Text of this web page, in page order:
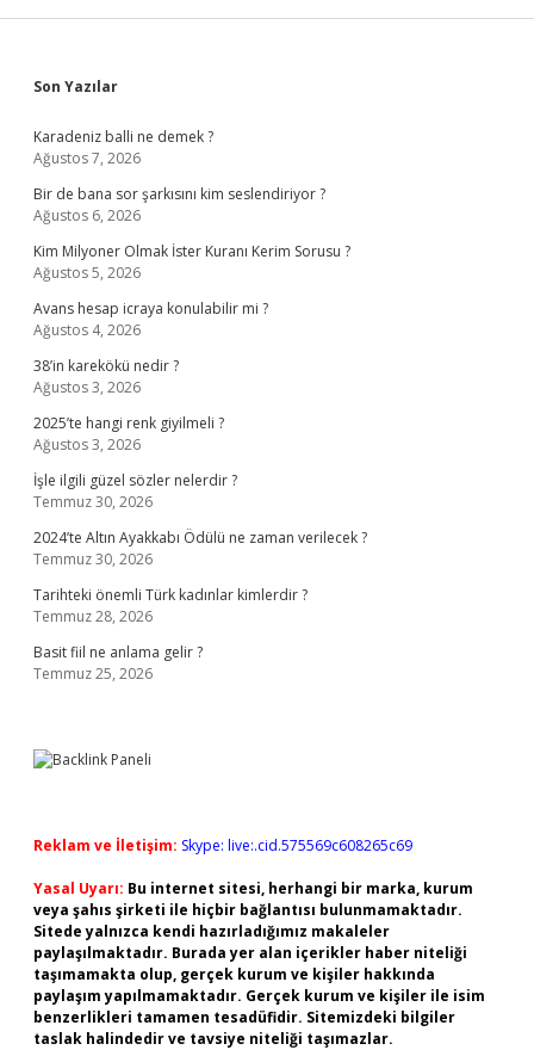
Sidebar
Son Yazılar
Karadeniz balli ne demek ?
Ağustos 7, 2026
Bir de bana sor şarkısını kim seslendiriyor ?
Ağustos 6, 2026
Kim Milyoner Olmak İster Kuranı Kerim Sorusu ?
Ağustos 5, 2026
Avans hesap icraya konulabilir mi ?
Ağustos 4, 2026
38’in karekökü nedir ?
Ağustos 3, 2026
2025’te hangi renk giyilmeli ?
Ağustos 3, 2026
İşle ilgili güzel sözler nelerdir ?
Temmuz 30, 2026
2024’te Altın Ayakkabı Ödülü ne zaman verilecek ?
Temmuz 30, 2026
Tarihteki önemli Türk kadınlar kimlerdir ?
Temmuz 28, 2026
Basit fiil ne anlama gelir ?
Temmuz 25, 2026
Reklam ve İletişim: Skype: live:.cid.575569c608265c69
Yasal Uyarı: Bu internet sitesi, herhangi bir marka, kurum
veya şahıs şirketi ile hiçbir bağlantısı bulunmamaktadır.
Sitede yalnızca kendi hazırladığımız makaleler
paylaşılmaktadır. Burada yer alan içerikler haber niteliği
taşımamakta olup, gerçek kurum ve kişiler hakkında
paylaşım yapılmamaktadır. Gerçek kurum ve kişiler ile isim
benzerlikleri tamamen tesadüfidir. Sitemizdeki bilgiler
taslak halindedir ve tavsiye niteliği taşımazlar.